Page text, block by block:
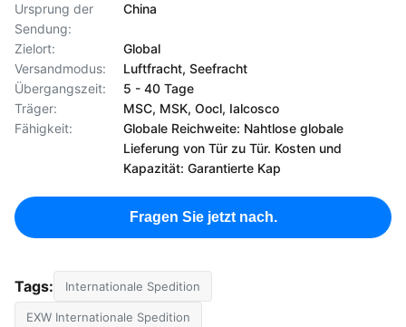
Ursprung der
Sendung:
China
Zielort:
Global
Versandmodus:
Luftfracht, Seefracht
Übergangszeit:
5 - 40 Tage
Träger:
MSC, MSK, Oocl, Ialcosco
Fähigkeit:
Globale Reichweite: Nahtlose globale
Lieferung von Tür zu Tür. Kosten und
Kapazität: Garantierte Kap
Fragen Sie jetzt nach.
Tags: Internationale Spedition
EXW Internationale Spedition